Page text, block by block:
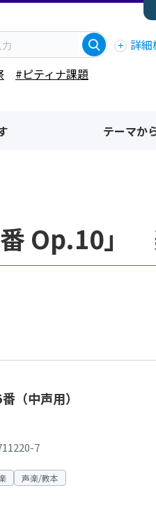
詳細
#ピティナ課題
テーマか
Op.10」
（中声用）
7
声楽/教本